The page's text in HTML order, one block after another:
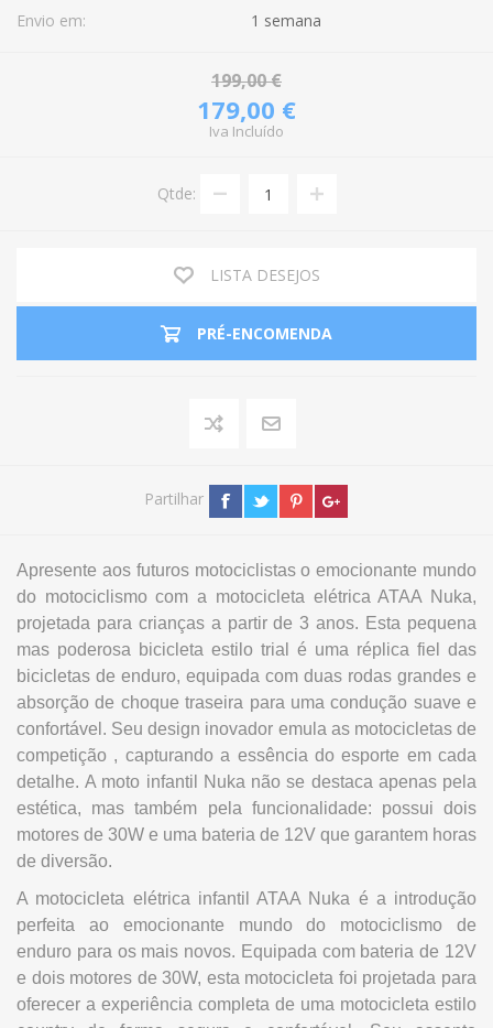
Envio em: 1 semana
199,00 €
179,00 €
Iva Incluído
Qtde:
LISTA DESEJOS
PRÉ-ENCOMENDA
Partilhar
Apresente aos futuros motociclistas o emocionante mundo
do motociclismo com a motocicleta elétrica ATAA Nuka,
projetada para crianças a partir de 3 anos. Esta pequena
mas poderosa bicicleta estilo trial é uma réplica fiel das
bicicletas de enduro, equipada com duas rodas grandes e
absorção de choque traseira para uma condução suave e
confortável. Seu design inovador emula as motocicletas de
competição , capturando a essência do esporte em cada
detalhe. A moto infantil Nuka não se destaca apenas pela
estética, mas também pela funcionalidade: possui dois
motores de 30W e uma bateria de 12V que garantem horas
de diversão.
A motocicleta elétrica infantil ATAA Nuka é a introdução
perfeita ao emocionante mundo do motociclismo de
enduro para os mais novos. Equipada com bateria de 12V
e dois motores de 30W, esta motocicleta foi projetada para
oferecer a experiência completa de uma motocicleta estilo